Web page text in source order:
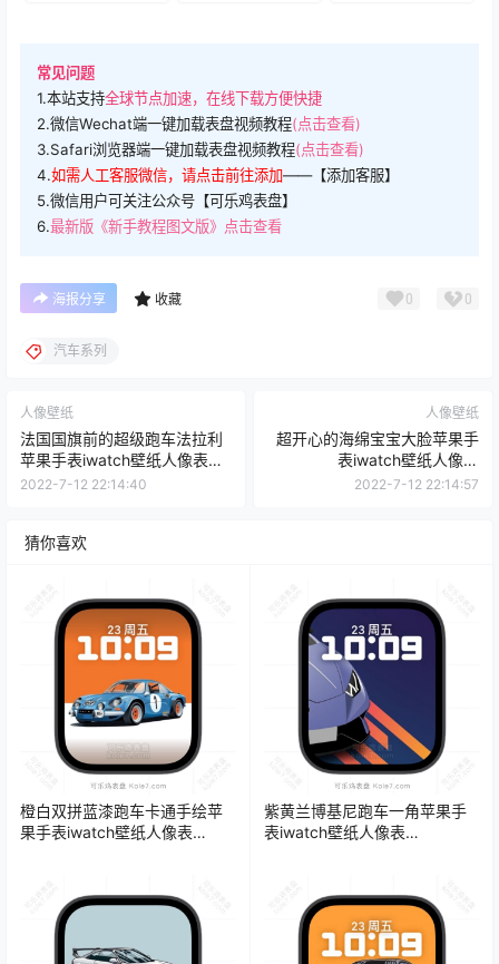
常见问题
1.本站支持全球节点加速，在线下载方便快捷
2.微信Wechat端一键加载表盘视频教程(点击查看)
3.Safari浏览器端一键加载表盘视频教程(点击查看)
4.如需人工客服微信，请点击前往添加——【添加客服】
5.微信用户可关注公众号【可乐鸡表盘】
6.最新版《新手教程图文版》点击查看
海报分享 收藏 0 0
汽车系列
人像壁纸
法国国旗前的超级跑车法拉利
苹果手表iwatch壁纸人像表
盘.watchface
2022-7-12 22:14:40
人像壁纸
超开心的海绵宝宝大脸苹果手
表iwatch壁纸人像表
盘.watchface
2022-7-12 22:14:57
猜你喜欢
橙白双拼蓝漆跑车卡通手绘苹
果手表iwatch壁纸人像表
紫黄兰博基尼跑车一角苹果手
表iwatch壁纸人像表